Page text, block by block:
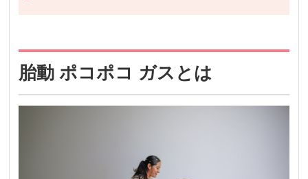
胎動 ポコポコ ガスとは